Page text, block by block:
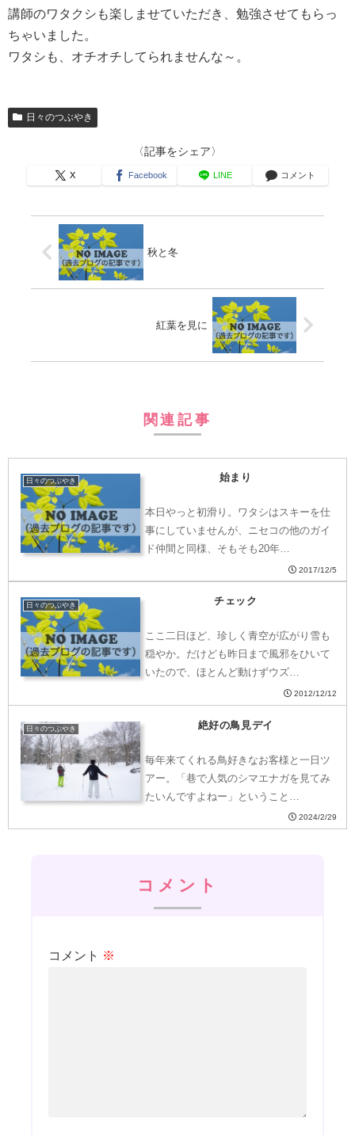
講師のワタクシも楽しませていただき、勉強させてもらっ
ちゃいました。
ワタシも、オチオチしてられませんな～。
日々のつぶやき
〈記事をシェア〉
X Facebook LINE コメント
秋と冬
紅葉を見に
関連記事
日々のつぶやき 始まり
本日やっと初滑り。ワタシはスキーを仕
事にしていませんが、ニセコの他のガイ
ド仲間と同様、そもそも20年…
2017/12/5
日々のつぶやき チェック
ここ二日ほど、珍しく青空が広がり雪も
穏やか。だけども昨日まで風邪をひいて
いたので、ほとんど動けずウズ…
2012/12/12
日々のつぶやき 絶好の鳥見デイ
毎年来てくれる鳥好きなお客様と一日ツ
アー。「巷で人気のシマエナガを見てみ
たいんですよねー」ということ…
2024/2/29
コメント
コメント ※